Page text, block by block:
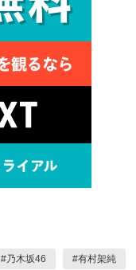
#乃木坂46 #有村架純